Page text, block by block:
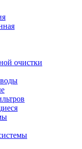
очистки